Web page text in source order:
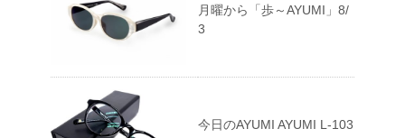
月曜から「歩～AYUMI」8/
3
今日のAYUMI AYUMI L-103